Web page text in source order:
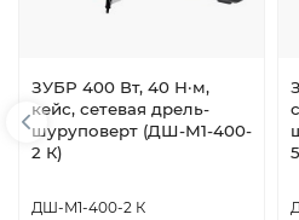
ЗУБР 400 Вт, 40 Н·м,
кейс, сетевая дрель-
шуруповерт (ДШ-М1-400-
2 К)
ДШ-М1-400-2 К